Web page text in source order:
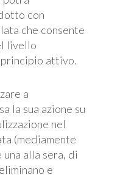
con
che consente
livello
attivo.
a
la sua azione su
nel
(mediamente
alla sera, di
e